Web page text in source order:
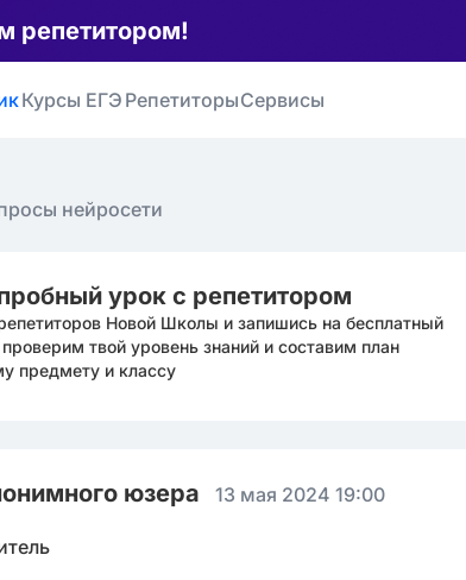
репетитором!
Курсы ЕГЭ РепетиторыСервисы
нейросети
урок с репетитором
Новой Школы и запишись на бесплатный
твой уровень знаний и составим план
предмету и классу
юзера 13 мая 2024 19:00